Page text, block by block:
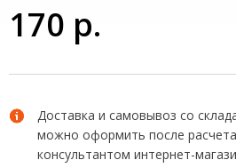
170 р.
Доставка и самовывоз со
можно оформить после
консультантом интернет-